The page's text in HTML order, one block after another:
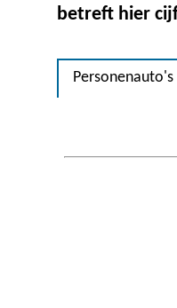
betreft hier
Personenauto's